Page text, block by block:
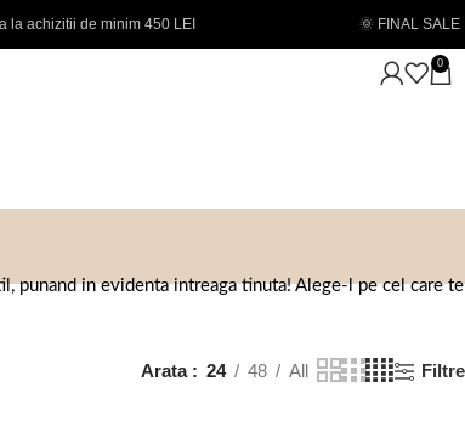
FINAL SALE | PANA LA -50% - Coduri noi adaugate
0
punand in evidenta intreaga tinuta! Alege-l pe cel care te
Arata 24 48 All Filtre